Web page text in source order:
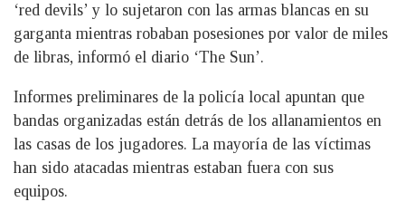
‘red devils’ y lo sujetaron con las armas blancas en su
garganta mientras robaban posesiones por valor de miles
de libras, informó el diario ‘The Sun’.
Informes preliminares de la policía local apuntan que
bandas organizadas están detrás de los allanamientos en
las casas de los jugadores. La mayoría de las víctimas
han sido atacadas mientras estaban fuera con sus
equipos.